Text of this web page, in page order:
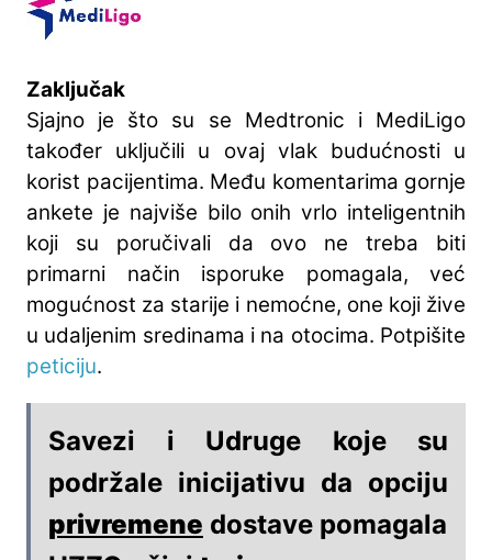
Zaključak
Sjajno je što su se Medtronic i MediLigo
također uključili u ovaj vlak budućnosti u
korist pacijentima. Među komentarima gornje
ankete je najviše bilo onih vrlo inteligentnih
koji su poručivali da ovo ne treba biti
primarni način isporuke pomagala, već
mogućnost za starije i nemoćne, one koji žive
u udaljenim sredinama i na otocima. Potpišite
peticiju.
Savezi i Udruge koje su
podržale inicijativu da opciju
privremene dostave pomagala